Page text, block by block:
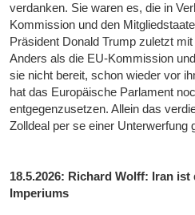
verdanken. Sie waren es, die in
Kommission und den
Präsident Donald Trump zuletzt
Anders als die EU-Kommission
sie nicht bereit, schon wieder vor
hat das Europäische Parlament
entgegenzusetzen. Allein das
Zolldeal per se einer Unterwerfung
18.5.2026: Richard Wolff: Iran
Imperiums